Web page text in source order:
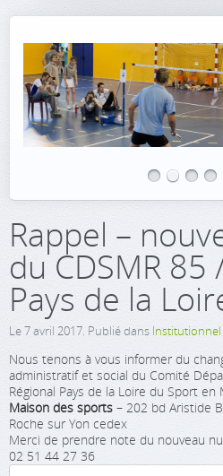
Rappel –
du CDSMR 85
Pays de la
Le7 avril 2017. Publié dans Institutionnel
Nous tenons à vous informer du
administratif et social du Comité
Régional Pays de la Loire du Sport en
Maison des sports – 202 bd Aristide
Roche sur Yon cedex
Merci de prendre note du nouveau
02 51 44 27 36